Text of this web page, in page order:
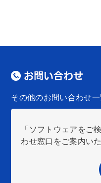
その他のお問い合わせ
「ソフトウェアをご
わせ窓口をご案内いた